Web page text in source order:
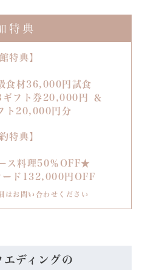
特典
特典】
食材36,000円試食
ギフト券20,000円 ＆
ト20,000円分
特典】
ス料理50％OFF★
ード132,000円OFF
はお問い合わせください
ディングの